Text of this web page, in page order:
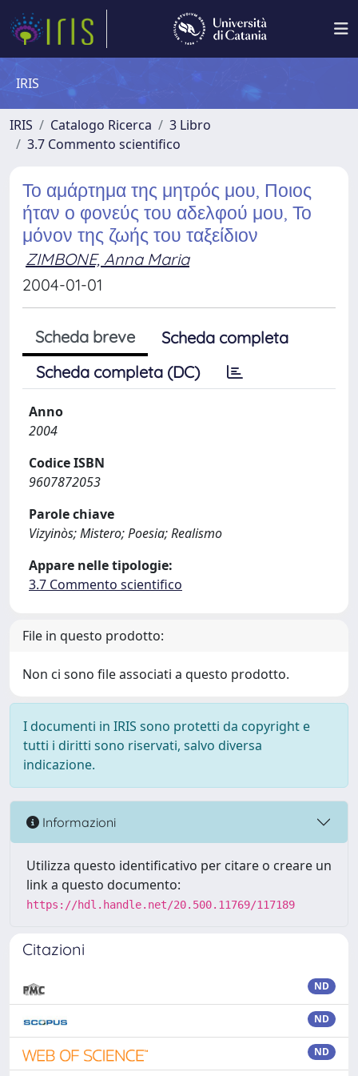
IRIS
IRIS Catalogo Ricerca
3 Libro
3.7 Commento scientifico
Το αμάρτημα της μητρός μου, Ποιος
ήταν ο φονεύς του αδελφού μου, Το
μόνον της ζωής του ταξείδιον
ZIMBONE, Anna Maria
2004-01-01
Scheda breve
Scheda completa
Scheda completa (DC)
Anno
2004
Codice ISBN
9607872053
Parole chiave
Vizyinòs; Mistero; Poesia; Realismo
Appare nelle tipologie:
3.7 Commento scientifico
File in questo prodotto:
Non ci sono file associati a questo prodotto.
I documenti in IRIS sono protetti da copyright e
tutti i diritti sono riservati, salvo diversa
indicazione.
Informazioni
Utilizza questo identificativo per citare o creare un
link a questo documento:
https://hdl.handle.net/20.500.11769/117189
Citazioni
ND
ND
ND